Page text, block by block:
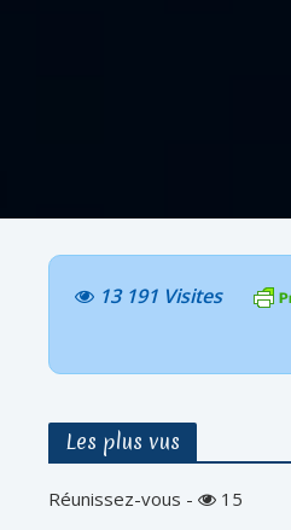
13 191 Visites
Les plus vus
Réunissez-vous -
15